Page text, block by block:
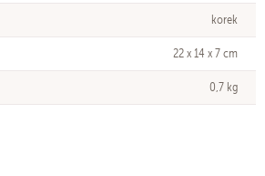
korek
22 x 14 x 7 cm
0,7 kg